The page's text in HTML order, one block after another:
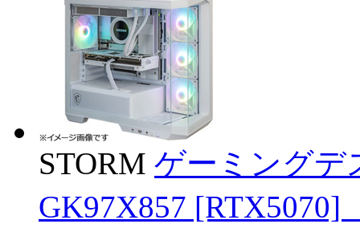
STORM ゲーミングデ
GK97X857 [RTX5070]